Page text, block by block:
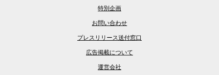
特別企画
お問い合わせ
プレスリリース送付窓口
広告掲載について
運営会社